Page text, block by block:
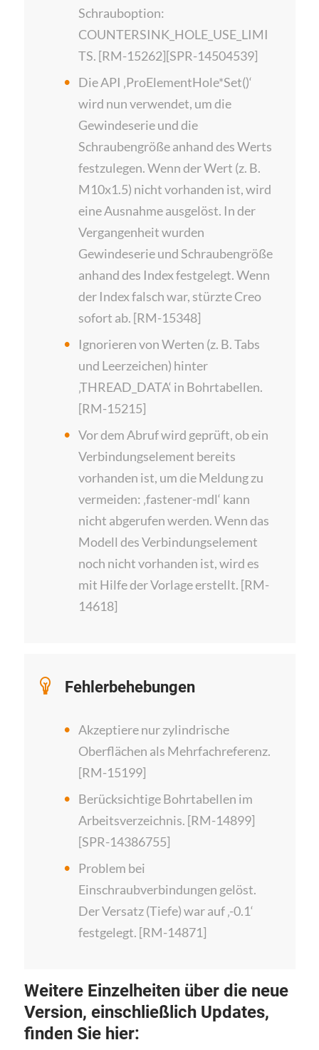
Schrauboption:
COUNTERSINK_HOLE_USE_LIMI
TS. [RM-15262][SPR-14504539]
Die API ‚ProElementHole*Set()‘
wird nun verwendet, um die
Gewindeserie und die
Schraubengröße anhand des Werts
festzulegen. Wenn der Wert (z. B.
M10x1.5) nicht vorhanden ist, wird
eine Ausnahme ausgelöst. In der
Vergangenheit wurden
Gewindeserie und Schraubengröße
anhand des Index festgelegt. Wenn
der Index falsch war, stürzte Creo
sofort ab. [RM-15348]
Ignorieren von Werten (z. B. Tabs
und Leerzeichen) hinter
‚THREAD_DATA‘ in Bohrtabellen.
[RM-15215]
Vor dem Abruf wird geprüft, ob ein
Verbindungselement bereits
vorhanden ist, um die Meldung zu
vermeiden: ‚fastener-mdl‘ kann
nicht abgerufen werden. Wenn das
Modell des Verbindungselement
noch nicht vorhanden ist, wird es
mit Hilfe der Vorlage erstellt. [RM-
14618]
Fehlerbehebungen
Akzeptiere nur zylindrische
Oberflächen als Mehrfachreferenz.
[RM-15199]
Berücksichtige Bohrtabellen im
Arbeitsverzeichnis. [RM-14899]
[SPR-14386755]
Problem bei
Einschraubverbindungen gelöst.
Der Versatz (Tiefe) war auf ‚-0.1‘
festgelegt. [RM-14871]
Weitere Einzelheiten über die neue
Version, einschließlich Updates,
finden Sie hier: